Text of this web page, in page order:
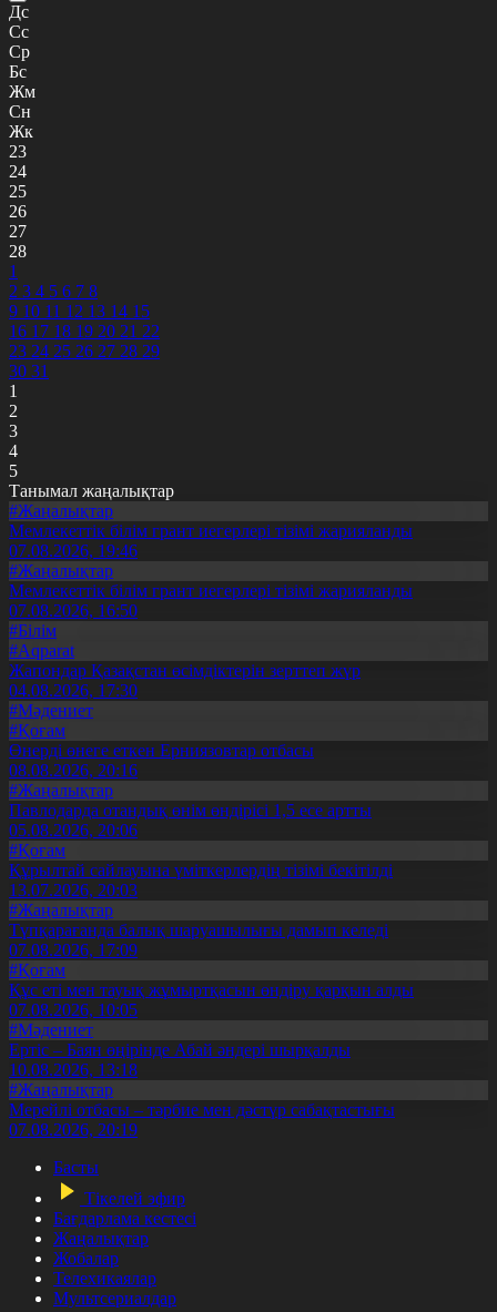
Дс
Сс
Ср
Бс
Жм
Сн
Жк
23
24
25
26
27
28
1
2 3 4 5 6 7 8
9 10 11 12 13 14 15
16 17 18 19 20 21 22
23 24 25 26 27 28 29
30 31
1
2
3
4
5
Танымал жаңалықтар
#Жаңалықтар
Мемлекеттік білім грант иегерлері тізімі жарияланды
07.08.2026, 19:46
#Жаңалықтар
Мемлекеттік білім грант иегерлері тізімі жарияланды
07.08.2026, 16:50
#Білім
#Aqparat
Жапондар Қазақстан өсімдіктерін зерттеп жүр
04.08.2026, 17:30
#Мәдениет
#Қоғам
Өнерді өнеге еткен Ерниязовтар отбасы
08.08.2026, 20:16
#Жаңалықтар
Павлодарда отандық өнім өндірісі 1,5 есе артты
05.08.2026, 20:06
#Қоғам
Құрылтай сайлауына үміткерлердің тізімі бекітілді
13.07.2026, 20:03
#Жаңалықтар
Түпқарағанда балық шаруашылығы дамып келеді
07.08.2026, 17:09
#Қоғам
Құс еті мен тауық жұмыртқасын өндіру қарқын алды
07.08.2026, 10:05
#Мәдениет
Ертіс – Баян өңірінде Абай әндері шырқалды
10.08.2026, 13:18
#Жаңалықтар
Мерейлі отбасы – тәрбие мен дәстүр сабақтастығы
07.08.2026, 20:19
Басты
Тікелей эфир
Бағдарлама кестесі
Жаңалықтар
Жобалар
Телехикаялар
Мультсериалдар